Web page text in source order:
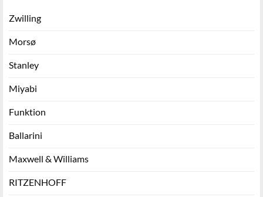
Zwilling
Morsø
Stanley
Miyabi
Funktion
Ballarini
Maxwell & Williams
RITZENHOFF